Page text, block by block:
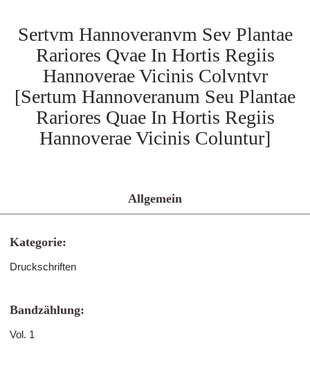
Sertvm Hannoveranvm Sev Plantae
Rariores Qvae In Hortis Regiis
Hannoverae Vicinis Colvntvr
[Sertum Hannoveranum Seu Plantae
Rariores Quae In Hortis Regiis
Hannoverae Vicinis Coluntur]
Allgemein
Kategorie:
Druckschriften
Bandzählung:
Vol. 1